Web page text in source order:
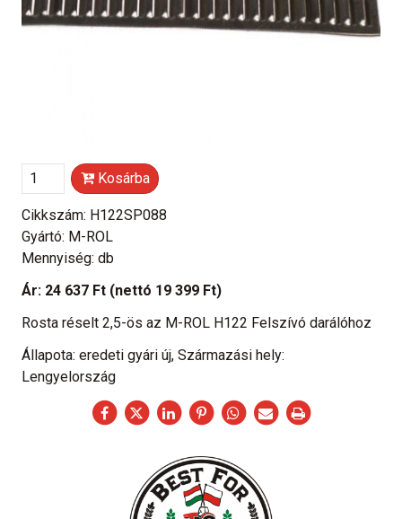
Kosárba
Cikkszám: H122SP088
Gyártó: M-ROL
Mennyiség: db
Ár: 24 637 Ft (nettó 19 399 Ft)
Rosta réselt 2,5-ös az M-ROL H122 Felszívó darálóhoz
Állapota: eredeti gyári új, Származási hely:
Lengyelország